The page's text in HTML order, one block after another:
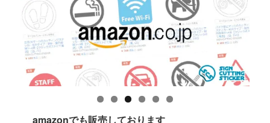
amazonでも販売しております